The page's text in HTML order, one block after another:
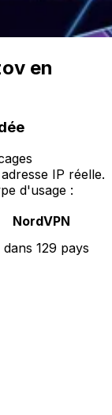
en
IP réelle.
d'usage :
NordVPN
dans 129 pays